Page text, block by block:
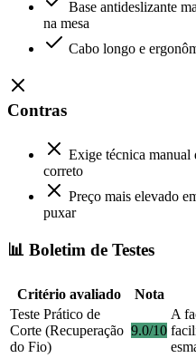
Base antideslizante
na mesa
Cabo longo e
Contras
Exige técnica manual
correto
Preço mais elevado
puxar
📊 Boletim de Testes
Critério avaliado Nota
Teste Prático de
Corte (Recuperação
do Fio)
9.0/10
A